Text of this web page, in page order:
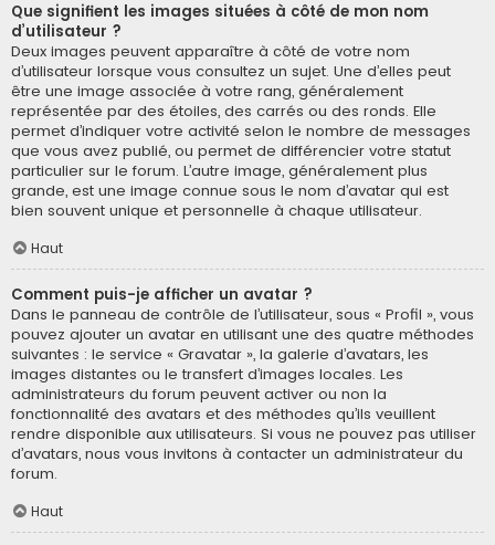
Que signifient les images situées à côté de mon nom
d’utilisateur ?
Deux images peuvent apparaître à côté de votre nom
d’utilisateur lorsque vous consultez un sujet. Une d’elles peut
être une image associée à votre rang, généralement
représentée par des étoiles, des carrés ou des ronds. Elle
permet d’indiquer votre activité selon le nombre de messages
que vous avez publié, ou permet de différencier votre statut
particulier sur le forum. L’autre image, généralement plus
grande, est une image connue sous le nom d’avatar qui est
bien souvent unique et personnelle à chaque utilisateur.
Haut
Comment puis-je afficher un avatar ?
Dans le panneau de contrôle de l’utilisateur, sous « Profil », vous
pouvez ajouter un avatar en utilisant une des quatre méthodes
suivantes : le service « Gravatar », la galerie d’avatars, les
images distantes ou le transfert d’images locales. Les
administrateurs du forum peuvent activer ou non la
fonctionnalité des avatars et des méthodes qu’ils veuillent
rendre disponible aux utilisateurs. Si vous ne pouvez pas utiliser
d’avatars, nous vous invitons à contacter un administrateur du
forum.
Haut